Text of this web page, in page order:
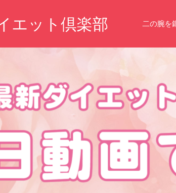
エット倶楽部 二の腕を